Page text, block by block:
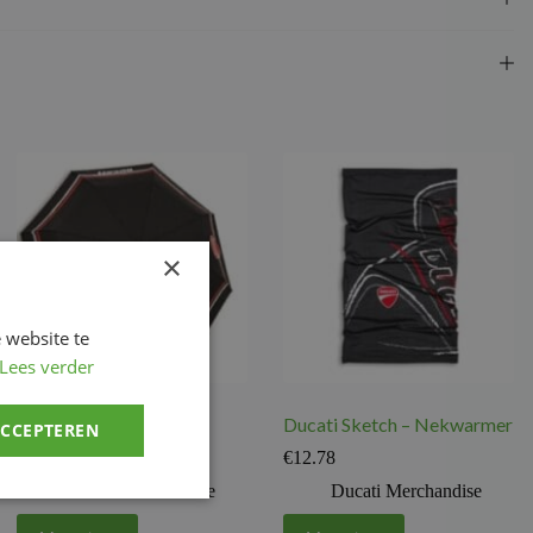
Umbrella Stripe Pocket
€20.49
Ducati Merchandise
Ducati Sketch – Nekwarmer
€12.78
Ducati Merchandise
×
website te
Lees verder